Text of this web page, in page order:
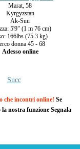
Marat, 58
Kyrgyzstan
Ak-Suu
5'9" (1 m 76 cm)
166lbs (75.3 kg)
donna 45 - 68
Adesso online
Succ
che incontri online! Se
nostra funzione Segnala